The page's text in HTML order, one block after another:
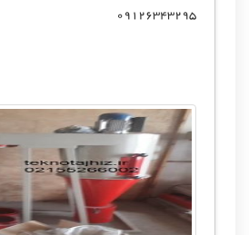
09126343295